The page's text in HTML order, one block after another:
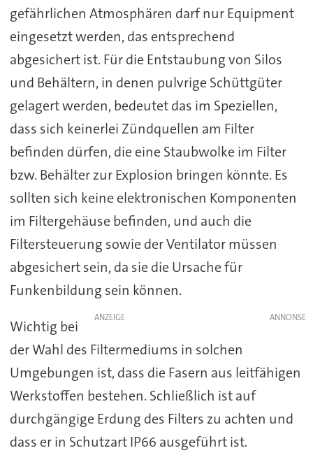
gefährlichen Atmosphären darf nur Equipment
eingesetzt werden, das entsprechend
abgesichert ist. Für die Entstaubung von Silos
und Behältern, in denen pulvrige Schüttgüter
gelagert werden, bedeutet das im Speziellen,
dass sich keinerlei Zündquellen am Filter
befinden dürfen, die eine Staubwolke im Filter
bzw. Behälter zur Explosion bringen könnte. Es
sollten sich keine elektronischen Komponenten
im Filtergehäuse befinden, und auch die
Filtersteuerung sowie der Ventilator müssen
abgesichert sein, da sie die Ursache für
Funkenbildung sein können.
ANZEIGE
Wichtig bei
der Wahl des Filtermediums in solchen
Umgebungen ist, dass die Fasern aus leitfähigen
Werkstoffen bestehen. Schließlich ist auf
durchgängige Erdung des Filters zu achten und
dass er in Schutzart IP66 ausgeführt ist.